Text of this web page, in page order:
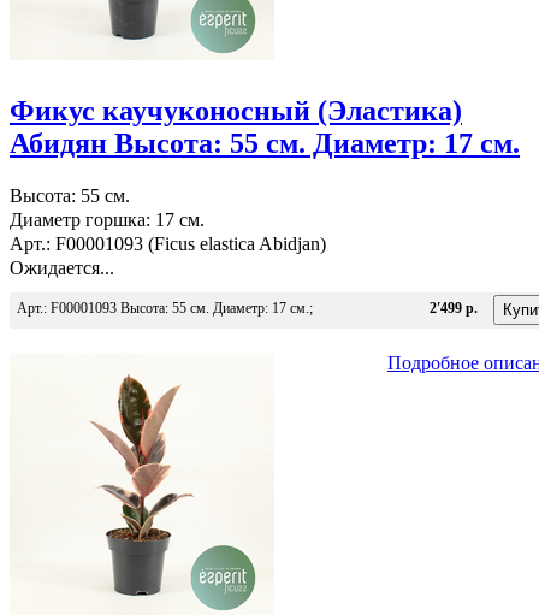
Фикус каучуконосный (Эластика)
Абидян Высота: 55 см. Диаметр: 17 см.
Высота: 55 см.
Диаметр горшка: 17 см.
Арт.: F00001093 (Ficus elastica Abidjan)
Ожидается...
Арт.: F00001093 Высота: 55 см. Диаметр: 17 см.; 2'499 р.
Подробное